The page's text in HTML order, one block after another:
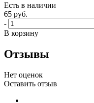
Есть в наличии
65 руб.
-
В корзину
Отзывы
Нет оценок
Оставить отзыв